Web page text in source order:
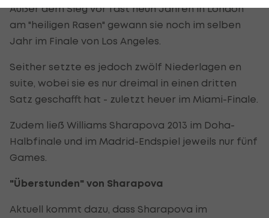
Außer dem Sieg vor fast neun Jahren in London
am "heiligen Rasen" gewann sie noch im selben
Jahr im Finale von Los Angeles.
Seither setzte es jedoch zwölf Niederlagen en
suite, wobei sie es nur dreimal in einen dritten
Satz geschafft hat - zuletzt heuer im Miami-Finale.
Zudem ließ Williams Sharapova 2013 im Doha-
Halbfinale und im Madrid-Endspiel jeweils nur fünf
Games.
"Überstunden" von Sharapova
Aktuell kommt dazu, dass Sharapova im